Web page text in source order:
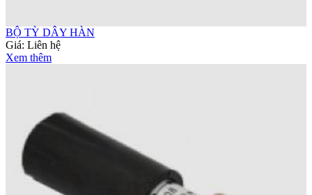
BỘ TỲ DÂY HÀN
Giá: Liên hệ
Xem thêm